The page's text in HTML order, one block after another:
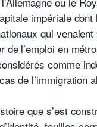
impériale dont
qui
de l’emploi en
comme
de l’immigration
que s’est